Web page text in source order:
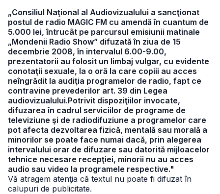
„Consiliul Naţional al Audiovizualului a sancţionat
postul de radio MAGIC FM cu amendă în cuantum de
5.000 lei, întrucât pe parcursul emisiunii matinale
„Mondenii Radio Show” difuzată în ziua de 15
decembrie 2008, în intervalul 6.00-9.00,
prezentatorii au folosit un limbaj vulgar, cu evidente
conotaţii sexuale, la o oră la care copiii au acces
neîngrădit la audiţia programelor de radio, fapt ce
contravine prevederilor art. 39 din Legea
audiovizualului.Potrivit dispoziţiilor invocate,
difuzarea în cadrul serviciilor de programe de
televiziune şi de radiodifuziune a programelor care
pot afecta dezvoltarea fizică, mentală sau morală a
minorilor se poate face numai dacă, prin alegerea
intervalului orar de difuzare sau datorită mijloacelor
tehnice necesare recepţiei, minorii nu au acces
audio sau video la programele respective."
Vă atragem atenţia că textul nu poate fi difuzat în
calupuri de publicitate.